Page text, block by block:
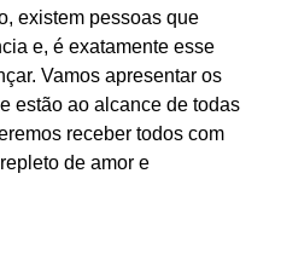
existem pessoas que
e, é exatamente esse
Vamos apresentar os
estão ao alcance de todas
receber todos com
de amor e